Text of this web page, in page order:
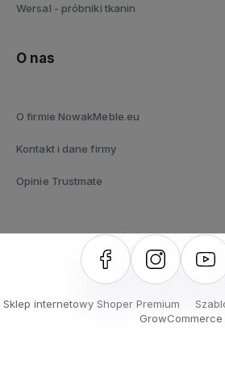
Wersal - próbniki tkanin
O nas
O firmie NowakMeble.eu
Kontakt i dane firmy
Opinie Trustmate
Sklep internetowy Shoper Premium
GrowCommerce